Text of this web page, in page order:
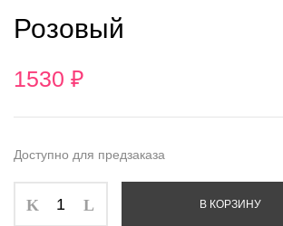
Розовый
1530 ₽
Доступно для предзаказа
В КОРЗИНУ